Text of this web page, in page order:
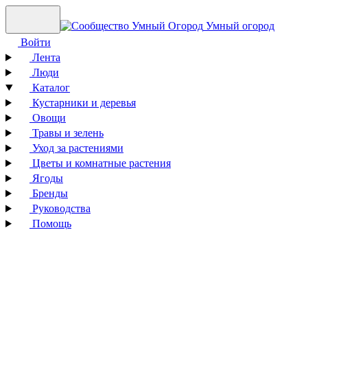
Умный огород
Войти
Лента
Люди
Каталог
Кустарники и деревья
Овощи
Травы и зелень
Уход за растениями
Цветы и комнатные растения
Ягоды
Бренды
Руководства
Помощь